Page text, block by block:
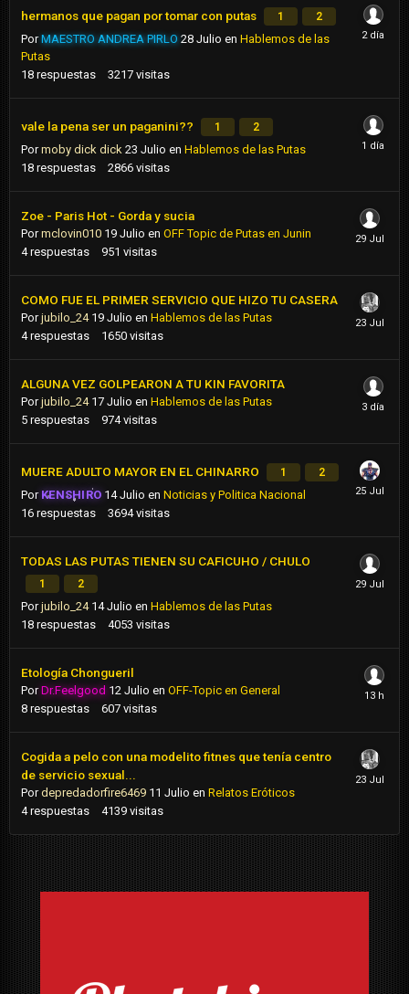
hermanos que pagan por tomar con putas 1 2
PorMAESTRO ANDREA PIRLO 28 Julio en Hablemos de las
Putas
18 respuestas 3217 visitas
vale la pena ser un paganini?? 1 2
Pormoby dick dick 23 Julio en Hablemos de las Putas
18 respuestas 2866 visitas
Zoe - Paris Hot - Gorda y sucia
Pormclovin010 19 Julio en OFF Topic de Putas en Junin
4 respuestas 951 visitas
COMO FUE EL PRIMER SERVICIO QUE HIZO TU CASERA
Porjubilo_24 19 Julio en Hablemos de las Putas
4 respuestas 1650 visitas
ALGUNA VEZ GOLPEARON A TU KIN FAVORITA
Porjubilo_24 17 Julio en Hablemos de las Putas
5 respuestas 974 visitas
MUERE ADULTO MAYOR EN EL CHINARRO 1 2
Por KENSHIRO 14 Julio enNoticias y Politica Nacional
16 respuestas 3694 visitas
TODAS LAS PUTAS TIENEN SU CAFICUHO / CHULO
1 2
Porjubilo_24 14 Julio en Hablemos de las Putas
18 respuestas 4053 visitas
Etología Chongueril
PorDr.Feelgood 12 Julio en OFF-Topic en General
8 respuestas 607 visitas
Cogida a pelo con una modelito fitnes que tenía centro
de servicio sexual...
Pordepredadorfire6469 11 Julio en Relatos Eróticos
4 respuestas 4139 visitas